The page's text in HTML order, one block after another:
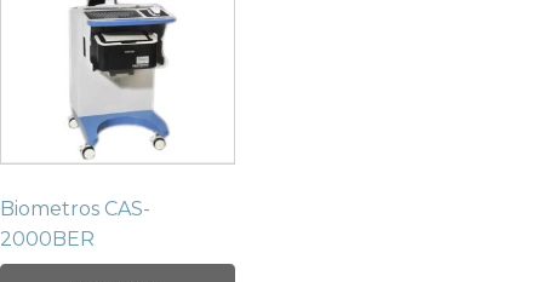
Biometros CAS-
2000BER